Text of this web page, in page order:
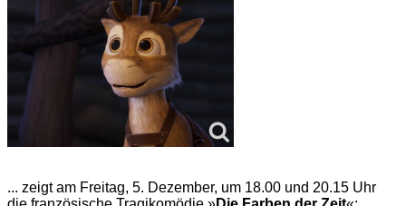
... zeigt am Freitag, 5. Dezember, um 18.00 und 20.15 Uhr